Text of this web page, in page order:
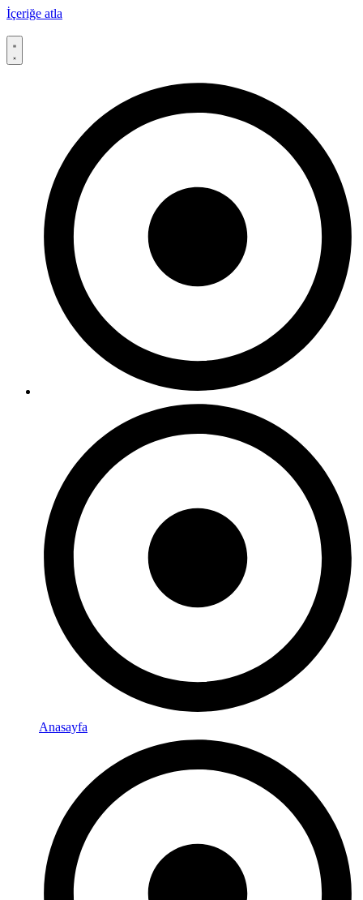
İçeriğe atla
Anasayfa